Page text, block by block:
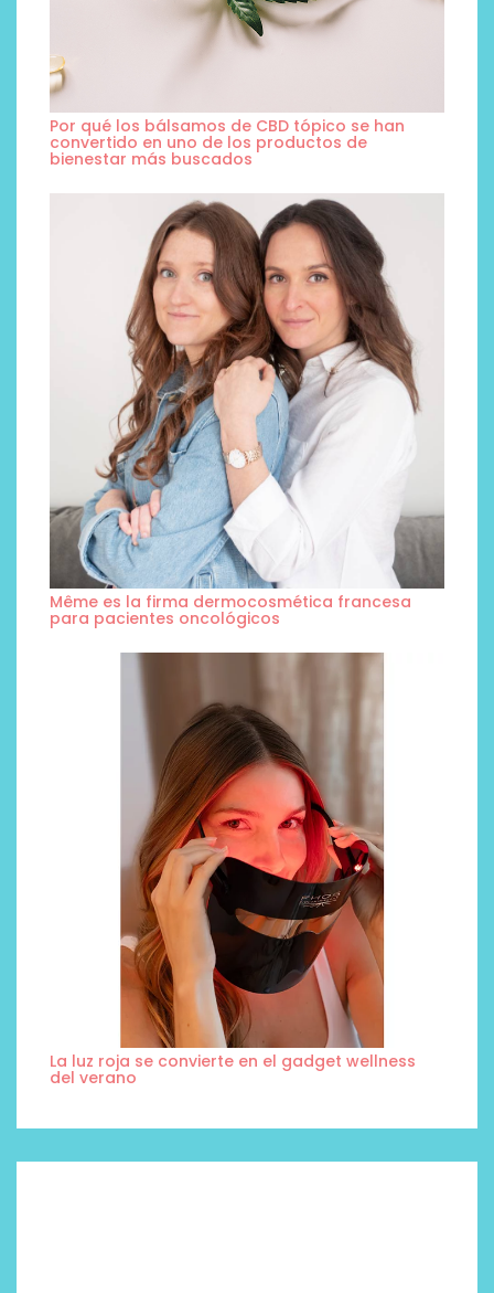
Por qué los bálsamos de CBD tópico se han
convertido en uno de los productos de
bienestar más buscados
Même es la firma dermocosmética francesa
para pacientes oncológicos
La luz roja se convierte en el gadget wellness
del verano